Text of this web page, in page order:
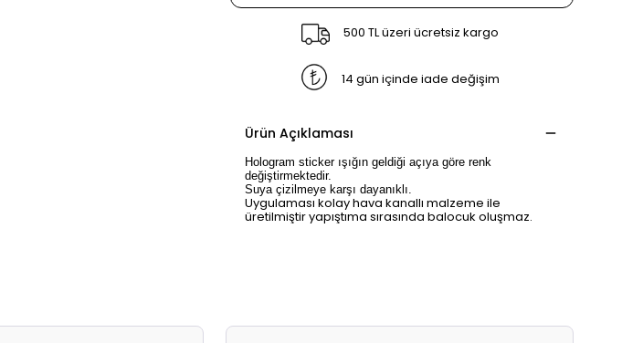
500 TL üzeri ücretsiz kargo
14 gün içinde iade değişim
Ürün Açıklaması
Hologram sticker ışığın geldiği açıya göre renk
değiştirmektedir.
Suya çizilmeye karşı dayanıklı.
Uygulaması kolay hava kanallı malzeme ile
üretilmiştir yapıştıma sırasında balocuk oluşmaz.